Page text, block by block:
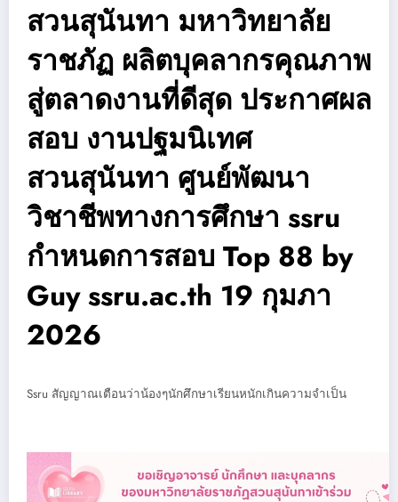
สวนสุนันทา มหาวิทยาลัย
ราชภัฏ ผลิตบุคลากรคุณภาพ
สู่ตลาดงานที่ดีสุด ประกาศผล
สอบ งานปฐมนิเทศ
สวนสุนันทา ศูนย์พัฒนา
วิชาชีพทางการศึกษา ssru
กำหนดการสอบ Top 88 by
Guy ssru.ac.th 19 กุมภา
2026
Ssru สัญญาณเตือนว่าน้องๆนักศึกษาเรียนหนักเกินความจำเป็น